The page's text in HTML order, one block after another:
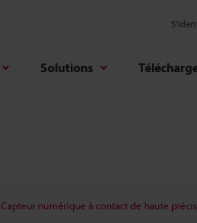
Solutions
Capteur numérique à contact de haute